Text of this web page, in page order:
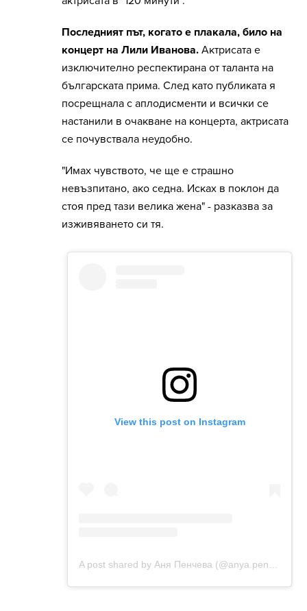
Последният път, когато е плакала, било на
концерт на Лили Иванова. Актрисата е
изключително респектирана от таланта на
българската прима. След като публиката я
посрещнала с аплодисменти и всички се
настанили в очакване на концерта, актрисата
се почувствала неудобно.
"Имах чувството, че ще е страшно
невъзпитано, ако седна. Исках в поклон да
стоя пред тази велика жена" - разказва за
изживяването си тя.